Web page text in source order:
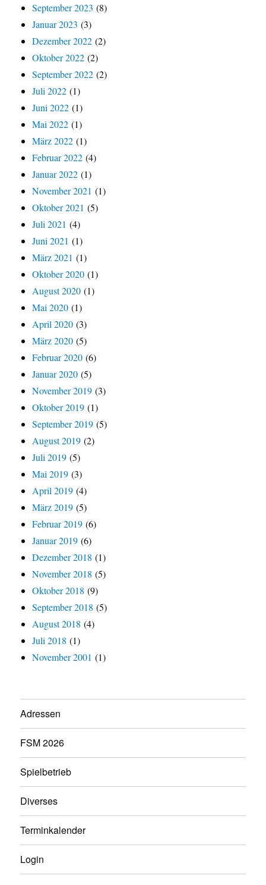
September 2023 (8)
Januar 2023 (3)
Dezember 2022 (2)
Oktober 2022 (2)
September 2022 (2)
Juli 2022 (1)
Juni 2022 (1)
Mai 2022 (1)
März 2022 (1)
Februar 2022 (4)
Januar 2022 (1)
November 2021 (1)
Oktober 2021 (5)
Juli 2021 (4)
Juni 2021 (1)
März 2021 (1)
Oktober 2020 (1)
August 2020 (1)
Mai 2020 (1)
April 2020 (3)
März 2020 (5)
Februar 2020 (6)
Januar 2020 (5)
November 2019 (3)
Oktober 2019 (1)
September 2019 (5)
August 2019 (2)
Juli 2019 (5)
Mai 2019 (3)
April 2019 (4)
März 2019 (5)
Februar 2019 (6)
Januar 2019 (6)
Dezember 2018 (1)
November 2018 (5)
Oktober 2018 (9)
September 2018 (5)
August 2018 (4)
Juli 2018 (1)
November 2001 (1)
Adressen
FSM 2026
Spielbetrieb
Diverses
Terminkalender
Login